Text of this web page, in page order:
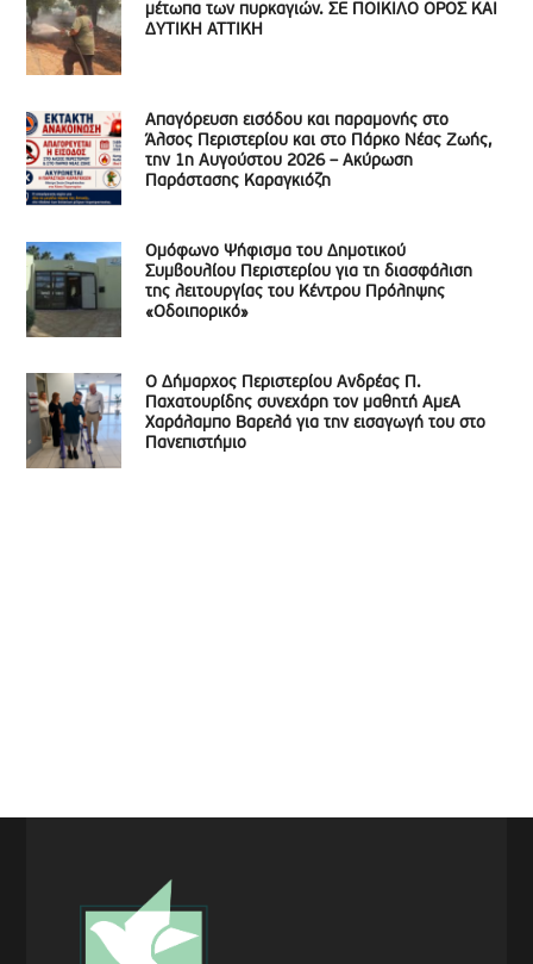
μέτωπα των πυρκαγιών. ΣΕ ΠΟΙΚΙΛΟ ΟΡΟΣ ΚΑΙ
ΔΥΤΙΚΗ ΑΤΤΙΚΗ
Απαγόρευση εισόδου και παραμονής στο
Άλσος Περιστερίου και στο Πάρκο Νέας Ζωής,
την 1η Αυγούστου 2026 – Ακύρωση
Παράστασης Καραγκιόζη
Ομόφωνο Ψήφισμα του Δημοτικού
Συμβουλίου Περιστερίου για τη διασφάλιση
της λειτουργίας του Κέντρου Πρόληψης
«Οδοιπορικό»
Ο Δήμαρχος Περιστερίου Ανδρέας Π.
Παχατουρίδης συνεχάρη τον μαθητή ΑμεΑ
Χαράλαμπο Βαρελά για την εισαγωγή του στο
Πανεπιστήμιο